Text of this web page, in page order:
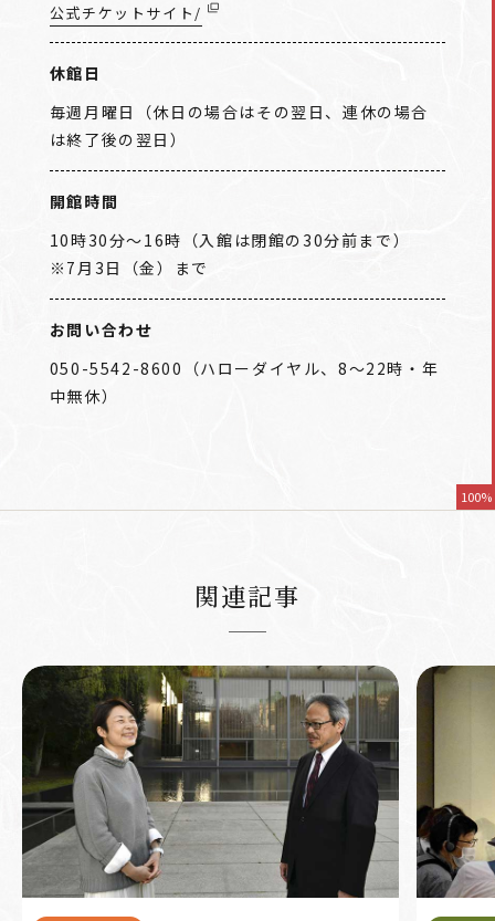
公式チケットサイト/
休館日
毎週月曜日（休日の場合はその翌日、連休の場合
は終了後の翌日）
開館時間
10時30分～16時（入館は閉館の30分前まで）
※7月3日（金）まで
お問い合わせ
050-5542-8600（ハローダイヤル、8～22時・年
中無休）
100%
関連記事